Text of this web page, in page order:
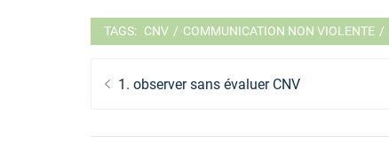
TAGS: CNV / COMMUNICATION NON VIOLENTE /
Navigation
Previous
1. observer sans évaluer CNV